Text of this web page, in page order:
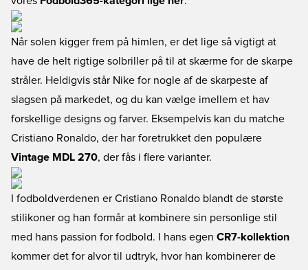
Når solen kigger frem på himlen, er det lige så vigtigt at
have de helt rigtige solbriller på til at skærme for de skarpe
stråler. Heldigvis står Nike for nogle af de skarpeste af
slagsen på markedet, og du kan vælge imellem et hav
forskellige designs og farver. Eksempelvis kan du matche
Cristiano Ronaldo, der har foretrukket den populære
Vintage MDL 270, der fås i flere varianter.
I fodboldverdenen er Cristiano Ronaldo blandt de største
stilikoner og han formår at kombinere sin personlige stil
med hans passion for fodbold. I hans egen CR7-kollektion
kommer det for alvor til udtryk, hvor han kombinerer de